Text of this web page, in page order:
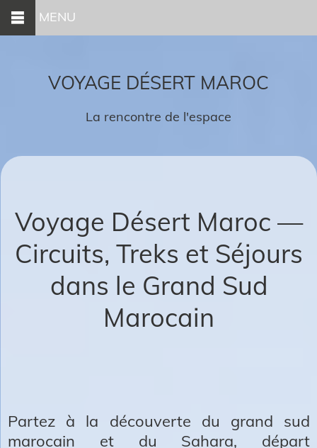
MENU
VOYAGE DÉSERT MAROC
La rencontre de l'espace
Voyage Désert Maroc —
Circuits, Treks et Séjours
dans le Grand Sud
Marocain
Partez à la découverte du grand sud
marocain et du Sahara, départ